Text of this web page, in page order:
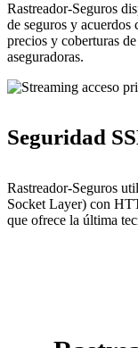
Rastreador-Seguros
de seguros y acuerdos
precios y coberturas
aseguradoras.
Seguridad
Rastreador-Seguros
Socket Layer) con
que ofrece la última